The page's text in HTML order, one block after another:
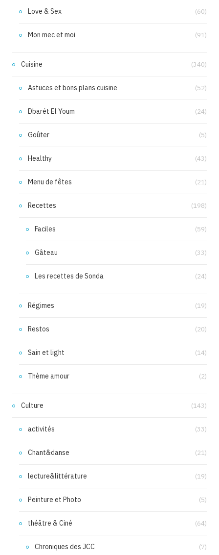
Love & Sex (60)
Mon mec et moi (91)
Cuisine (340)
Astuces et bons plans cuisine (52)
Dbarét El Youm (24)
Goûter (5)
Healthy (43)
Menu de fêtes (21)
Recettes (198)
Faciles (59)
Gâteau (33)
Les recettes de Sonda (24)
Régimes (19)
Restos (20)
Sain et light (14)
Thème amour (2)
Culture (143)
activités (33)
Chant&danse (21)
lecture&littérature (19)
Peinture et Photo (5)
théâtre & Ciné (64)
Chroniques des JCC (7)